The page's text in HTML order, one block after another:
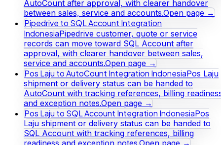
AutoCount after approval, with clearer handover
between sales, service and accounts.Open page →
Pipedrive to SQL Account Integration
IndonesiaPipedrive customer, quote or service
records can move toward SQL Account after
approval, with clearer handover between sales,
service and accounts.Open page →
Pos Laju to AutoCount Integration IndonesiaPos Laju
shipment or delivery status can be handed to
AutoCount with tracking references, billing
and exception notes.Open page →
Pos Laju to SQL Account Integration IndonesiaPos
Laju shipment or delivery status can be handed to
SQL Account with tracking references, billing